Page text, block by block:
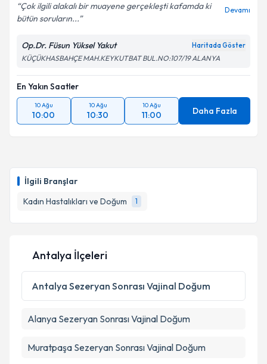
İlgili Branşlar
Kadın Hastalıkları ve Doğum
1
Çok ilgili alakalı bir muayene gerçekleşti kafamda ki
bütün soruların...
Devamı
Op.Dr. Füsun Yüksel Yakut Haritada Göster
KÜÇÜKHASBAHÇE MAH.KEYKUTBAT BUL.NO:107/19 ALANYA
En Yakın Saatler
10 Ağu
10:00
10 Ağu
10:30
10 Ağu
11:00 Daha Fazla
Antalya İlçeleri
Antalya Sezeryan Sonrası Vajinal Doğum
Alanya Sezeryan Sonrası Vajinal Doğum
Muratpaşa Sezeryan Sonrası Vajinal Doğum